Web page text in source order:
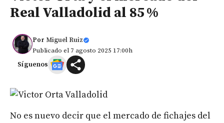
Real Valladolid al 85 %
Por Miguel Ruiz
Publicado el 7 agosto 2025 17:00h
Síguenos
No es nuevo decir que el mercado de fichajes del